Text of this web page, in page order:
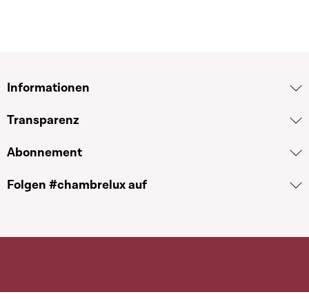
Informationen
Transparenz
Abonnement
Folgen #chambrelux auf